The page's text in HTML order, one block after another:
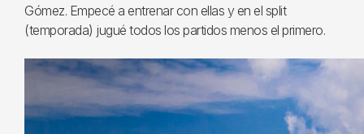
Gómez. Empecé a entrenar con ellas y en el split
(temporada) jugué todos los partidos menos el primero.